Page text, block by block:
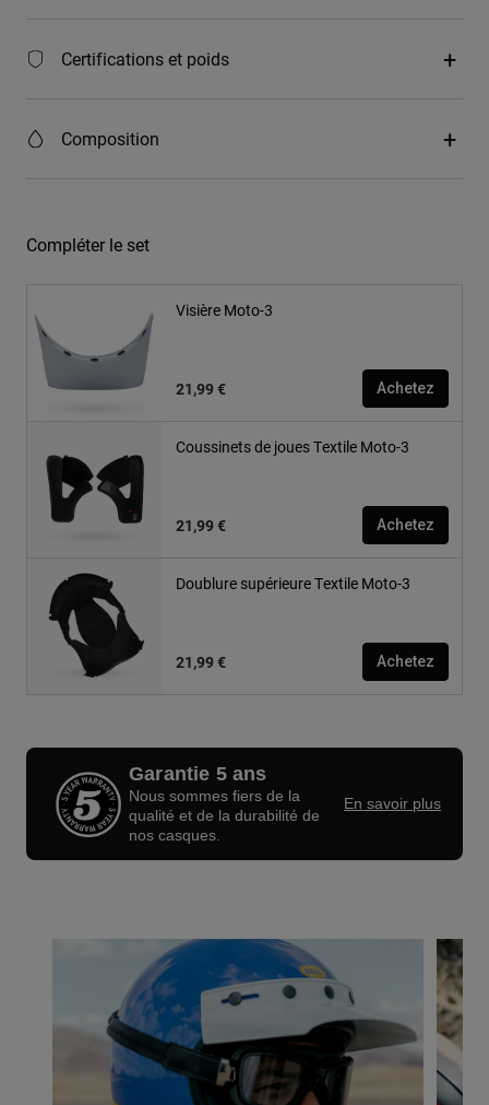
Certifications et poids
Composition
Compléter le set
Visière Moto-3
21,99 € Achetez
Coussinets de joues Textile Moto-3
21,99 € Achetez
Doublure supérieure Textile Moto-3
21,99 € Achetez
Garantie 5 ans
Nous sommes fiers de la
qualité et de la durabilité de
nos casques.
En savoir plus